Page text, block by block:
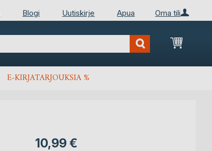
Oma tili
Blogi Uutiskirje Apua
E-KIRJATARJOUKSIA %
10,99 €